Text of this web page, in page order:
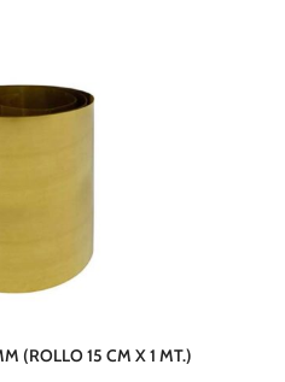
(ROLLO 15 CM X 1 MT.)